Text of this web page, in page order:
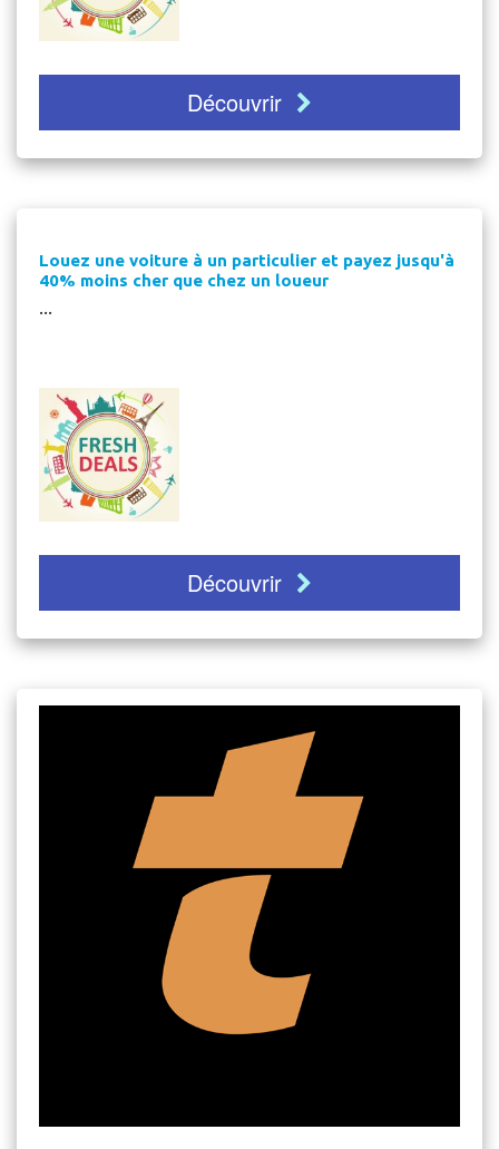
Découvrir
Louez une voiture à un particulier et payez jusqu'à
40% moins cher que chez un loueur
Découvrir